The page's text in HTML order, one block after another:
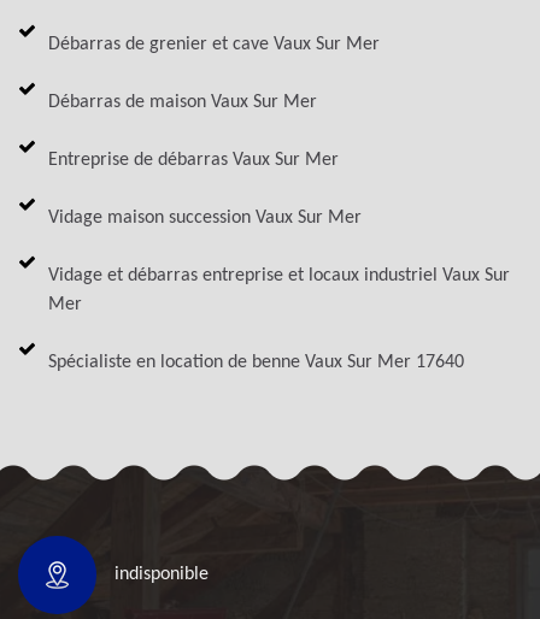
Débarras de grenier et cave Vaux Sur Mer
Débarras de maison Vaux Sur Mer
Entreprise de débarras Vaux Sur Mer
Vidage maison succession Vaux Sur Mer
Vidage et débarras entreprise et locaux industriel Vaux Sur
Mer
Spécialiste en location de benne Vaux Sur Mer 17640
indisponible